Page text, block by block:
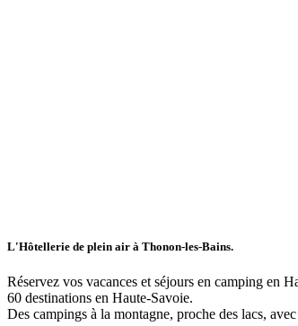
L'Hôtellerie de plein air à Thonon-les-Bains.
Réservez vos vacances et séjours en camping en
60 destinations en Haute-Savoie.
Des campings à la montagne, proche des lacs,